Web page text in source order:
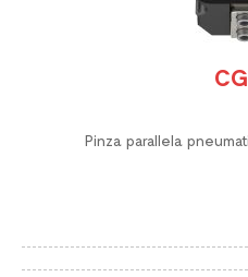
Pinza parallela